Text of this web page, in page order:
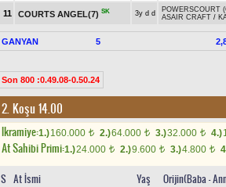
11 COURTS ANGEL(7) SK 3y d d POWERSCOURT
ASAIR CRAFT /
GANYAN 5
Son 800 :0.49.08-0.50.24
2. Koşu 14.00
Ikramiye:1.)160.000 t 2.)64.000 t 3.)32.000 t 4.)
At Sahibi Primi:1.)24.000 t 2.)9.600 t 3.)4.800 t
S At İsmi Yaş Orijin(Baba -